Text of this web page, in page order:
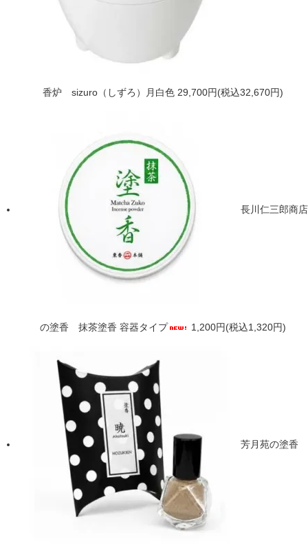
香炉 sizuro（しずろ）月白色 29,700円(税込32,670円)
長川仁三郎商店
の塗香 抹茶塗香 容器タイプ 1,200円(税込1,320円)
芳月苑の塗香